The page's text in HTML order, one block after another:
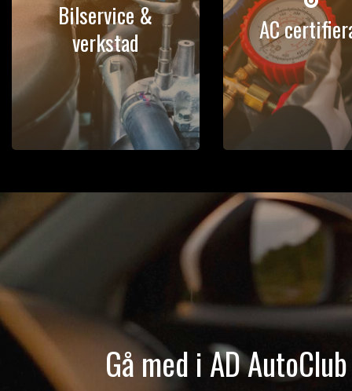
Bilservice &
verkstad
AC
Gå med i AD AutoClub